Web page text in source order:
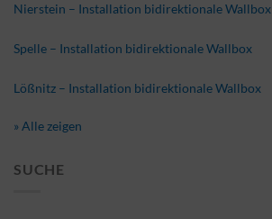
Nierstein – Installation bidirektionale Wallbox
Spelle – Installation bidirektionale Wallbox
Lößnitz – Installation bidirektionale Wallbox
» Alle zeigen
SUCHE